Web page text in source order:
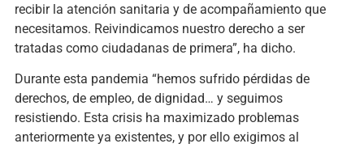
recibir la atención sanitaria y de acompañamiento que
necesitamos. Reivindicamos nuestro derecho a ser
tratadas como ciudadanas de primera”, ha dicho.
Durante esta pandemia “hemos sufrido pérdidas de
derechos, de empleo, de dignidad… y seguimos
resistiendo. Esta crisis ha maximizado problemas
anteriormente ya existentes, y por ello exigimos al